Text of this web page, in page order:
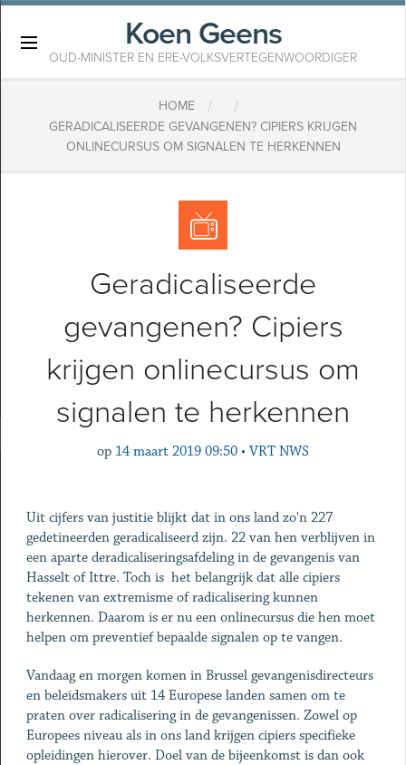
Koen Geens
OUD-MINISTER EN ERE-VOLKSVERTEGENWOORDIGER
HOME / /
GERADICALISEERDE GEVANGENEN? CIPIERS KRIJGEN
ONLINECURSUS OM SIGNALEN TE HERKENNEN
Geradicaliseerde
gevangenen? Cipiers
krijgen onlinecursus om
signalen te herkennen
op 14 maart 2019 09:50 • VRT NWS
Uit cijfers van justitie blijkt dat in ons land zo'n 227
gedetineerden geradicaliseerd zijn. 22 van hen verblijven in
een aparte deradicaliseringsafdeling in de gevangenis van
Hasselt of Ittre. Toch is het belangrijk dat alle cipiers
tekenen van extremisme of radicalisering kunnen
herkennen. Daarom is er nu een onlinecursus die hen moet
helpen om preventief bepaalde signalen op te vangen.
Vandaag en morgen komen in Brussel gevangenisdirecteurs
en beleidsmakers uit 14 Europese landen samen om te
praten over radicalisering in de gevangenissen. Zowel op
Europees niveau als in ons land krijgen cipiers specifieke
opleidingen hierover. Doel van de bijeenkomst is dan ook